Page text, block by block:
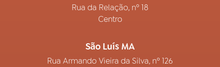
Rua da Relação, nº 18
Centro
São Luís MA
Rua Armando Vieira da Silva, nº 126